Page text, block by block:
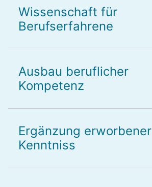
Wissenschaft für
Berufserfahrene
Ausbau beruflicher
Kompetenz
Ergänzung erworbener
Kenntniss